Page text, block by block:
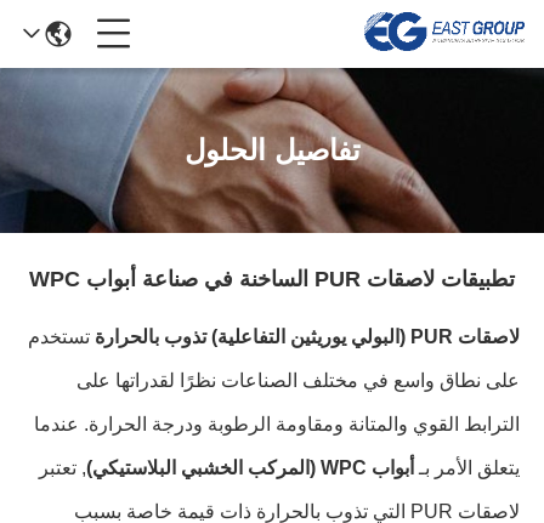
تفاصيل الحلول
تطبيقات لاصقات PUR الساخنة في صناعة أبواب WPC
لاصقات PUR (البولي يوريثين التفاعلية) تذوب بالحرارة تستخدم
على نطاق واسع في مختلف الصناعات نظرًا لقدراتها على
الترابط القوي والمتانة ومقاومة الرطوبة ودرجة الحرارة. عندما
يتعلق الأمر بـ أبواب WPC (المركب الخشبي البلاستيكي) , تعتبر
لاصقات PUR التي تذوب بالحرارة ذات قيمة خاصة بسبب